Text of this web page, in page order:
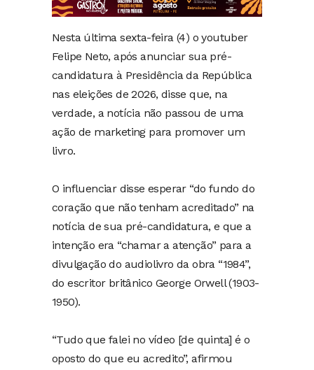
Nesta última sexta-feira (4) o youtuber
Felipe Neto, após anunciar sua pré-
candidatura à Presidência da República
nas eleições de 2026, disse que, na
verdade, a notícia não passou de uma
ação de marketing para promover um
livro.
O influenciar disse esperar “do fundo do
coração que não tenham acreditado” na
notícia de sua pré-candidatura, e que a
intenção era “chamar a atenção” para a
divulgação do audiolivro da obra “1984”,
do escritor britânico George Orwell (1903-
1950).
“Tudo que falei no vídeo [de quinta] é o
oposto do que eu acredito”, afirmou